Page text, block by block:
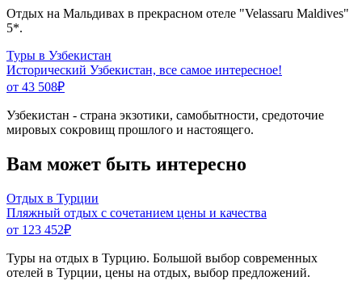
Отдых на Мальдивах в прекрасном отеле "Velassaru Maldives"
5*.
Туры в Узбекистан
Исторический Узбекистан, все самое интересное!
от 43 508₽
Узбекистан - страна экзотики, самобытности, средоточие
мировых сокровищ прошлого и настоящего.
Вам может быть интересно
Отдых в Турции
Пляжный отдых с сочетанием цены и качества
от 123 452₽
Туры на отдых в Турцию. Большой выбор современных
отелей в Турции, цены на отдых, выбор предложений.